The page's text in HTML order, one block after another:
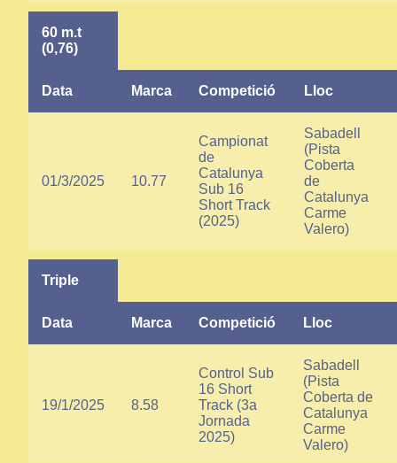
60 m.t
(0,76)
Data Marca Competició Lloc
01/3/2025 10.77
Campionat
de
Catalunya
Sub 16
Short Track
(2025)
Sabadell
(Pista
Coberta
de
Catalunya
Carme
Valero)
Triple
Data Marca Competició Lloc
19/1/2025 8.58
Control Sub
16 Short
Track (3a
Jornada
2025)
Sabadell
(Pista
Coberta de
Catalunya
Carme
Valero)